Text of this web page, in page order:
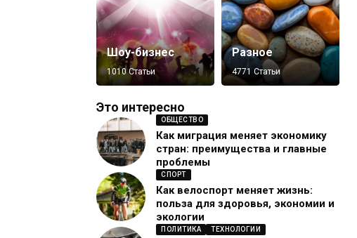
Шоу-бизнес
1010 Статьи
Разное
4771 Статьи
Это интересно
ОБЩЕСТВО
Как миграция меняет экономику
стран: преимущества и главные
проблемы
СПОРТ
Как велоспорт меняет жизнь:
польза для здоровья, экономии и
экологии
ПОЛИТИКА ТЕХНОЛОГИИ